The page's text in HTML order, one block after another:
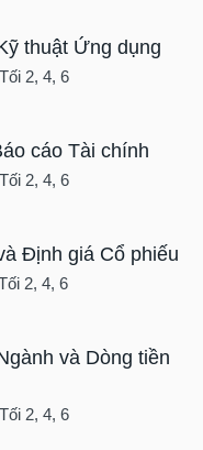
thuật Ứng dụng
2, 4, 6
cáo Tài chính
2, 4, 6
Định giá Cổ phiếu
2, 4, 6
và Dòng tiền
2, 4, 6